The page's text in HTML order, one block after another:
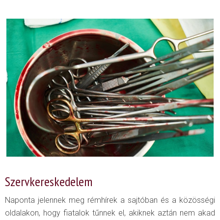
Szervkereskedelem
Naponta jelennek meg rémhírek a sajtóban és a közösségi
oldalakon, hogy fiatalok tűnnek el, akiknek aztán nem akad